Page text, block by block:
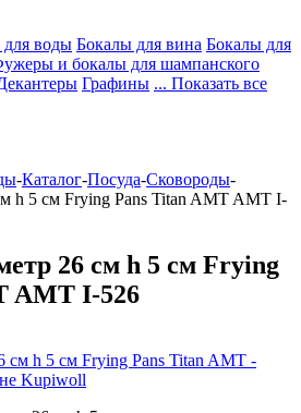
для воды Бокалы для вина Бокалы для
и бокалы для шампанского
Графины ... Показать все
-Каталог-Посуда-Сковороды-
h 5 см Frying Pans Titan AMT AMT I-
26 см h 5 см Frying
AMT I-526